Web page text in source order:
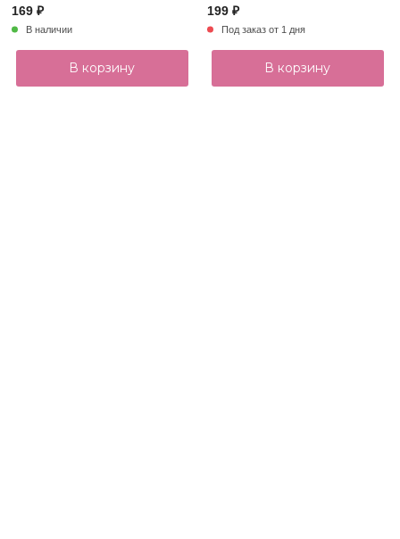
169 ₽
В наличии
В корзину
199 ₽
Под заказ от 1 дня
В корзину